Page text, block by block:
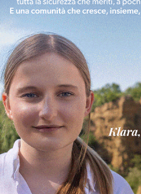
Un anno fa la strage in
Gianni, Giulia e Franco.
processo, lo stop ai
Articolo precedente
Futsal Sangiovannese sul velluto
contro la Aposa Bologna
Ultime Notizie